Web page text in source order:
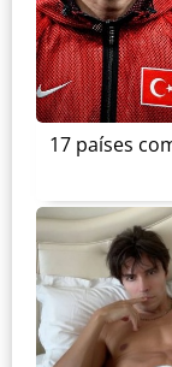
17 países